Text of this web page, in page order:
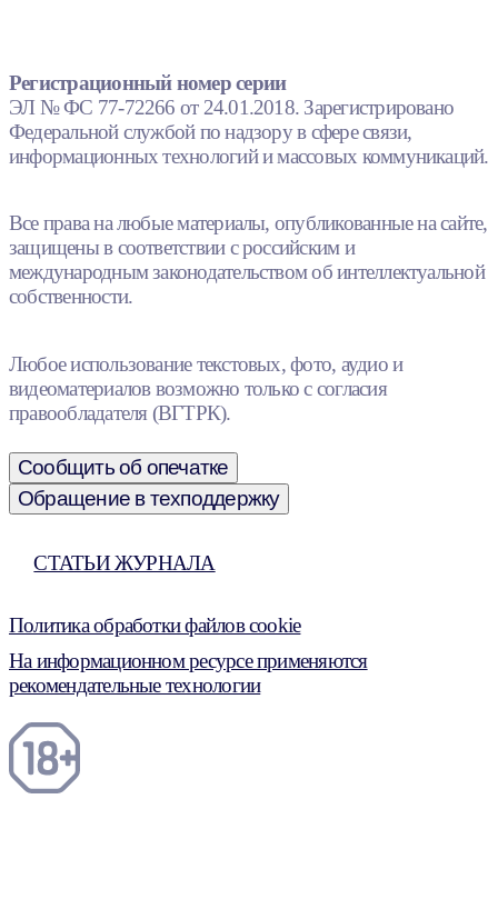
Регистрационный номер серии
ЭЛ № ФС 77-72266 от 24.01.2018. Зарегистрировано
Федеральной службой по надзору в сфере связи,
информационных технологий и массовых коммуникаций.
Все права на любые материалы, опубликованные на сайте,
защищены в соответствии с российским и
международным законодательством об интеллектуальной
собственности.
Любое использование текстовых, фото, аудио и
видеоматериалов возможно только с согласия
правообладателя (ВГТРК).
Сообщить об опечатке
Обращение в техподдержку
СТАТЬИ ЖУРНАЛА
Политика обработки файлов cookie
На информационном ресурсе применяются
рекомендательные технологии